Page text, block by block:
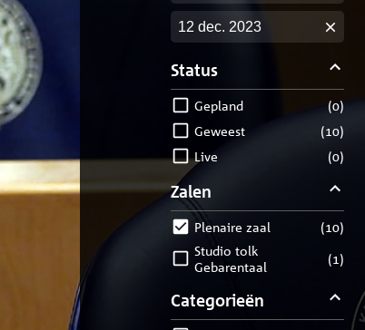
Einddatum
Status
gepland (0)
geweest
(10)
live
(0)
Zalen
Plenaire zaal (10)
Studio tolk
Gebarentaal
(1 )
Categorieën